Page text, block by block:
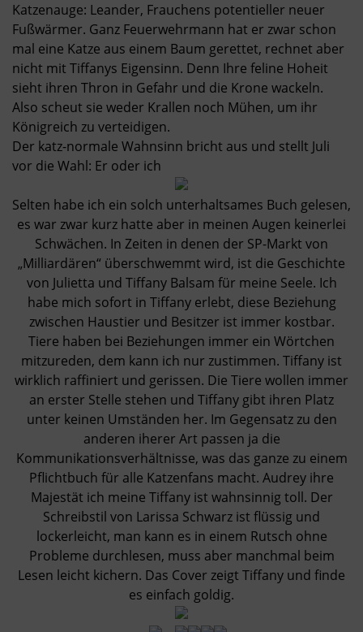
Katzenauge: Leander, Frauchens potentieller neuer
Fußwärmer. Ganz Feuerwehrmann hat er zwar schon
mal eine Katze aus einem Baum gerettet, rechnet aber
nicht mit Tiffanys Eigensinn. Denn Ihre feline Hoheit
sieht ihren Thron in Gefahr und die Krone wackeln.
Also scheut sie weder Krallen noch Mühen, um ihr
Königreich zu verteidigen.
Der katz-normale Wahnsinn bricht aus und stellt Juli
vor die Wahl: Er oder ich
Selten habe ich ein solch unterhaltsames Buch gelesen,
es war zwar kurz hatte aber in meinen Augen keinerlei
Schwächen. In Zeiten in denen der SP-Markt von
„Milliardären“ überschwemmt wird, ist die Geschichte
von Julietta und Tiffany Balsam für meine Seele. Ich
habe mich sofort in Tiffany erlebt, diese Beziehung
zwischen Haustier und Besitzer ist immer kostbar.
Tiere haben bei Beziehungen immer ein Wörtchen
mitzureden, dem kann ich nur zustimmen. Tiffany ist
wirklich raffiniert und gerissen. Die Tiere wollen immer
an erster Stelle stehen und Tiffany gibt ihren Platz
unter keinen Umständen her. Im Gegensatz zu den
anderen iherer Art passen ja die
Kommunikationsverhältnisse, was das ganze zu einem
Pflichtbuch für alle Katzenfans macht. Audrey ihre
Majestät ich meine Tiffany ist wahnsinnig toll. Der
Schreibstil von Larissa Schwarz ist flüssig und
lockerleicht, man kann es in einem Rutsch ohne
Probleme durchlesen, muss aber manchmal beim
Lesen leicht kichern. Das Cover zeigt Tiffany und finde
es einfach goldig.